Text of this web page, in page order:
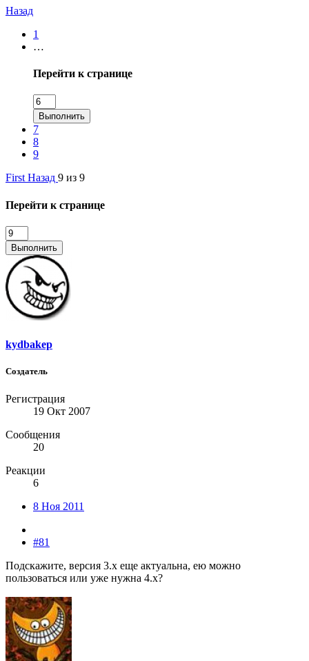
Назад
1
…
Перейти к странице
Выполнить
7
8
9
First Назад 9 из 9
Перейти к странице
Выполнить
kydbakep
Создатель
Регистрация
19 Окт 2007
Сообщения
20
Реакции
6
8 Ноя 2011
#81
Подскажите, версия 3.х еще актуальна, ею можно
пользоваться или уже нужна 4.х?